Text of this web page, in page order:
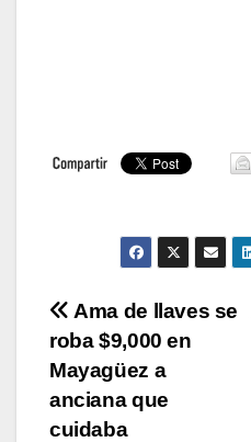
Navegación
de
entradas
Ama de llaves se
roba $9,000 en
Mayagüez a
anciana que
cuidaba